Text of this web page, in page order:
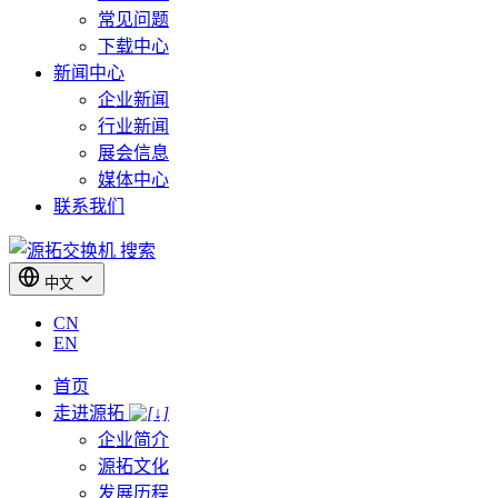
常见问题
下载中心
新闻中心
企业新闻
行业新闻
展会信息
媒体中心
联系我们
搜索
中文
CN
EN
首页
走进源拓
企业简介
源拓文化
发展历程